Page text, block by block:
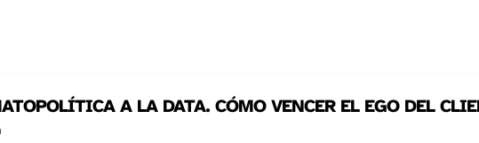
A LA DATA. CÓMO VENCER EL EGO DEL